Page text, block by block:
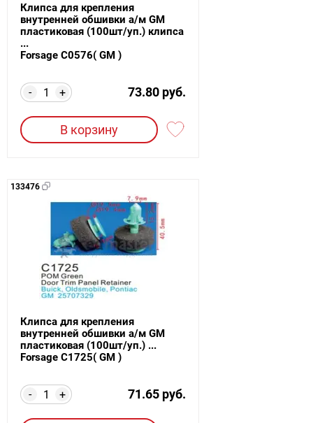
Клипса для крепления
внутренней обшивки а/м GM
пластиковая (100шт/уп.) клипса
...
Forsage C0576( GM )
+
- 73.80 руб.
В корзину
133476
Клипса для крепления
внутренней обшивки а/м GM
пластиковая (100шт/уп.) ...
Forsage C1725( GM )
+
- 71.65 руб.